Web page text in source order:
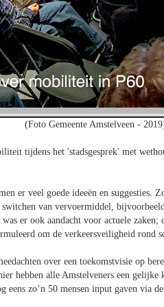
(Foto Gemeente Amstelveen -
tijdens het 'stadsgesprek' met
er veel goede ideeën en suggesties.
van vervoermiddel,
er ook aandacht voor actuele
om de verkeersveiligheid rond
over een toekomstvisie op
hebben alle Amstelveners een
eens zo’n 50 mensen input gaven via